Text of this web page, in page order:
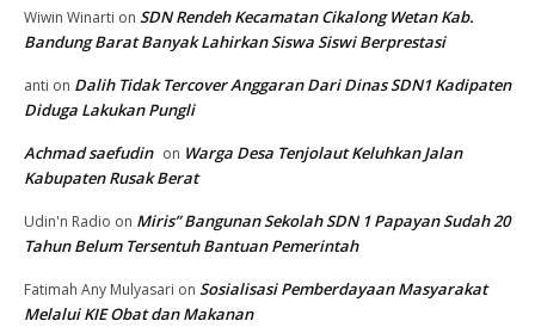
Wiwin Winarti on SDN Rendeh Kecamatan Cikalong Wetan Kab.
Bandung Barat Banyak Lahirkan Siswa Siswi Berprestasi
anti on Dalih Tidak Tercover Anggaran Dari Dinas SDN1 Kadipaten
Diduga Lakukan Pungli
Achmad saefudin on Warga Desa Tenjolaut Keluhkan Jalan
Kabupaten Rusak Berat
Udin'n Radio on Miris” Bangunan Sekolah SDN 1 Papayan Sudah 20
Tahun Belum Tersentuh Bantuan Pemerintah
Fatimah Any Mulyasari on Sosialisasi Pemberdayaan Masyarakat
Melalui KIE Obat dan Makanan